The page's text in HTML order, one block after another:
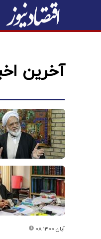
آخرین
۰۸ آبان ۱۴۰۰